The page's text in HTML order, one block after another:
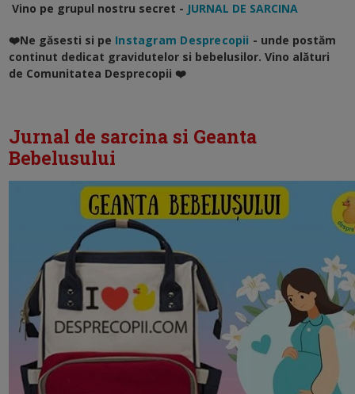
Vino pe grupul nostru secret - JURNAL DE SARCINA
❤️Ne găsesti si pe Instagram Desprecopii - unde postăm
continut dedicat gravidutelor si bebelusilor. Vino alături
de Comunitatea Desprecopii ❤️
Jurnal de sarcina si Geanta
Bebelusului